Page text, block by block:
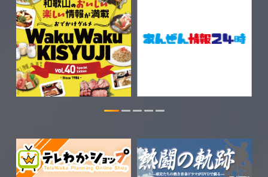
情報を更新しました。
特別番組【8月】の情報を更新しました。
わかやま医療ナビの情報を更新しまし
WTV NEWS6【ここ押し！】の情報を更
新しました。